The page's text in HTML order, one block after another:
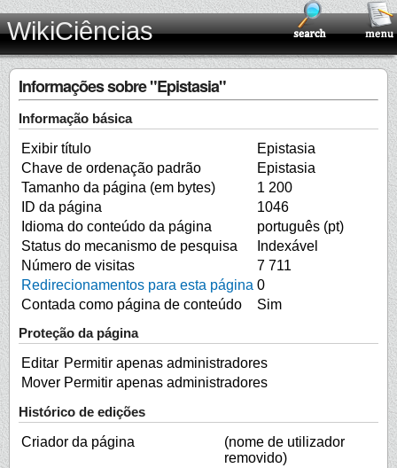
WikiCiências
Informações sobre "Epistasia"
Informação básica
Exibir título
Epistasia
Chave de ordenação padrão
Epistasia
Tamanho da página (em bytes)
1 200
ID da página
1046
Idioma do conteúdo da página
português (pt)
Status do mecanismo de pesquisa
Indexável
Número de visitas
7 711
Redirecionamentos para esta página 0
Contada como página de conteúdo
Sim
Proteção da página
Editar Permitir apenas administradores
Mover Permitir apenas administradores
Histórico de edições
Criador da página
(nome de utilizador
removido)